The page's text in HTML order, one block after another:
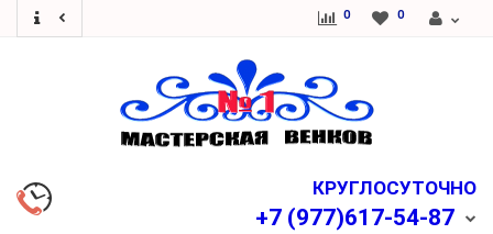
0 0
КРУГЛОСУТОЧНО
+7 (977)617-54-87